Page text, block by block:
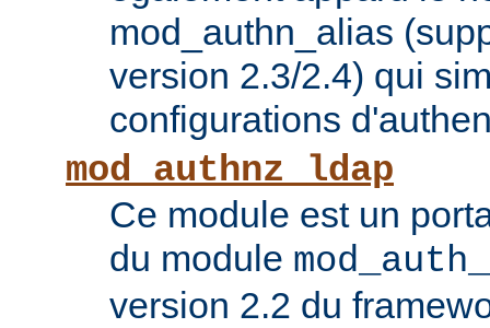
mod_authn_alias
version 2.3/2.4) qui
configurations
mod_authnz_ldap
Ce module est un
du module
version 2.2 du